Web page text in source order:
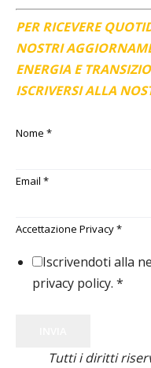
PER RICEVERE
NOSTRI
ENERGIA E
ISCRIVERSI ALLA
Nome *
Email *
Accettazione Privacy*
Iscrivendoti alla
privacy policy. *
Tutti i diritti